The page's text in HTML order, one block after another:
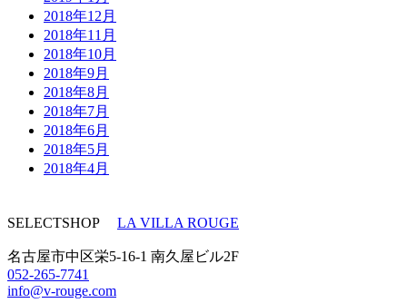
2018年12月
2018年11月
2018年10月
2018年9月
2018年8月
2018年7月
2018年6月
2018年5月
2018年4月
SELECTSHOP LA VILLA ROUGE
名古屋市中区栄5-16-1 南久屋ビル2F
052-265-7741
info@v-rouge.com